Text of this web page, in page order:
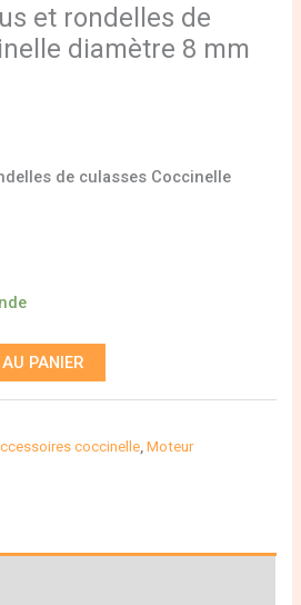
et rondelles de
diamètre 8 mm
de culasses Coccinelle
PANIER
coccinelle,Moteur